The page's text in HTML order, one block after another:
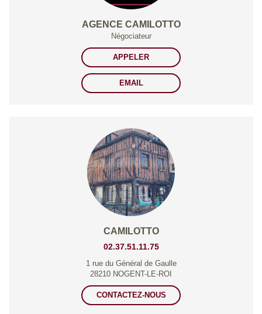
AGENCE CAMILOTTO
Négociateur
APPELER
EMAIL
CAMILOTTO
02.37.51.11.75
1 rue du Général de Gaulle
28210 NOGENT-LE-ROI
CONTACTEZ-NOUS